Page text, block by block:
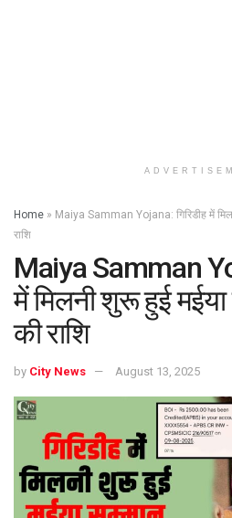
Home » Maiya Samman Yojana: गिरिडीह में
राशि
Maiya Samman
में मिलनी शुरू हुई
की राशि
by City News August 13, 2025